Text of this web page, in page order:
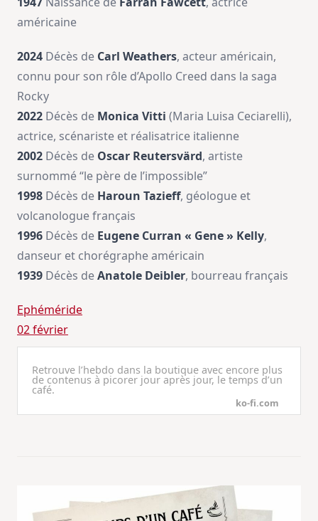
américaine
2024 Décès de Carl Weathers, acteur américain,
connu pour son rôle d’Apollo Creed dans la saga
Rocky
2022 Décès de Monica Vitti (Maria Luisa Ceciarelli),
actrice, scénariste et réalisatrice italienne
2002 Décès de Oscar Reutersvärd, artiste
surnommé “le père de l’impossible”
1998 Décès de Haroun Tazieff, géologue et
volcanologue français
1996 Décès de Eugene Curran « Gene » Kelly,
danseur et chorégraphe américain
1939 Décès deAnatole Deibler, bourreau français
Ephéméride
02 février
Retrouve l’hebdo dans la boutique avec encore plus
de contenus à picorer jour après jour, le temps d’un
café.
ko-fi.com